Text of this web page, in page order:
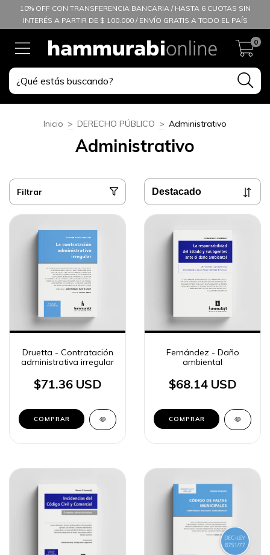
10% OFF CON TRANSFERENCIA BANCARIA / HASTA 6 CUOTAS SIN
INTERÉS A PARTIR DE $ 100.000 / ENVÍO GRATIS A TODO EL PAÍS
0
Inicio > DERECHO PÚBLICO > Administrativo
Administrativo
Filtrar
Druetta - Contratación
administrativa irregular
$71.36 USD
COMPRAR
Fernández - Daño
ambiental
$68.14 USD
COMPRAR